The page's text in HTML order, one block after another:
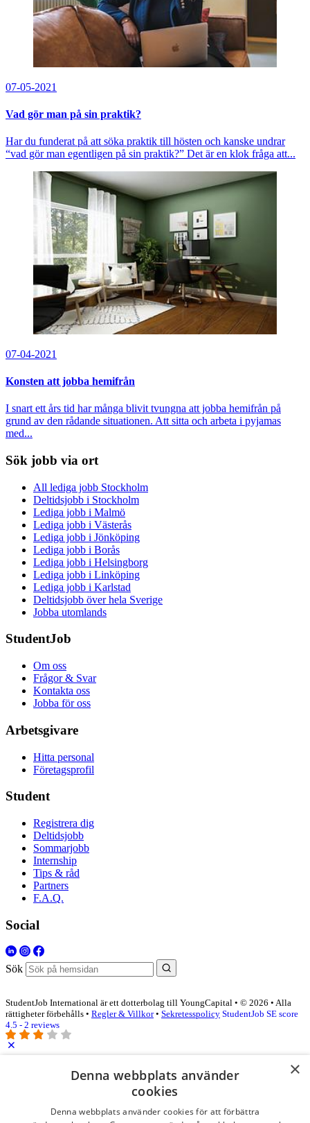
07-05-2021
Vad gör man på sin praktik?
Har du funderat på att söka praktik till hösten och kanske undrar
“vad gör man egentligen på sin praktik?” Det är en klok fråga att...
07-04-2021
Konsten att jobba hemifrån
I snart ett års tid har många blivit tvungna att jobba hemifrån på
grund av den rådande situationen. Att sitta och arbeta i pyjamas
med...
Sök jobb via ort
All lediga jobb Stockholm
Deltidsjobb i Stockholm
Lediga jobb i Malmö
Lediga jobb i Västerås
Lediga jobb i Jönköping
Lediga jobb i Borås
Lediga jobb i Helsingborg
Lediga jobb i Linköping
Lediga jobb i Karlstad
Deltidsjobb över hela Sverige
Jobba utomlands
StudentJob
Om oss
Frågor & Svar
Kontakta oss
Jobba för oss
Arbetsgivare
Hitta personal
Företagsprofil
Student
Registrera dig
Deltidsjobb
Sommarjobb
Internship
Tips & råd
Partners
F.A.Q.
Social
Sök
StudentJob International är ett dotterbolag till YoungCapital • © 2026 • Alla
rättigheter förbehålls • Regler & Villkor• Sekretesspolicy StudentJob SE score
4.5 - 2 reviews
Logga in som företag ×
Denna webbplats använder
cookies
Denna webbplats använder cookies för att förbättra